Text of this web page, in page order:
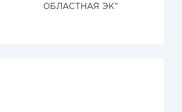
ОБЛАСТНАЯ ЭК"